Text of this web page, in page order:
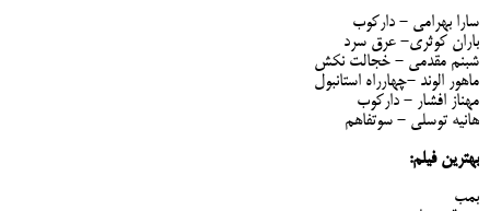
سارا بهرامی - دارکوب
باران کوثری- عرق سرد
شبنم مقدمی - خجالت نکش
ماهور الوند -چهارراه استانبول
مهناز افشار - دارکوب
هانیه توسلی - سوتفاهم
بهترین فیلم:
بمب